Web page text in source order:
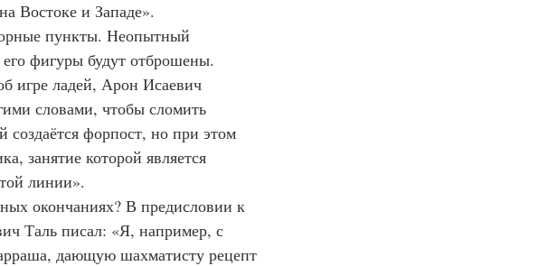
Востоке и Западе».
фигуры будут отброшены.
игре ладей, Арон Исаевич
словами, чтобы сломить
форпост, но при этом
занятие которой является
линии».
Таль писал: «Я, например, с
дающую шахматисту рецепт